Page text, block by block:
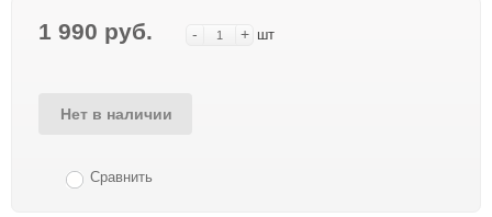
1 990 руб. - + шт
Нет в наличии
Сравнить